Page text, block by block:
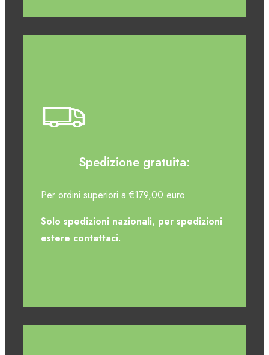
Spedizione gratuita:
Per ordini superiori a €179,00 euro
Solo spedizioni nazionali, per spedizioni
estere contattaci.